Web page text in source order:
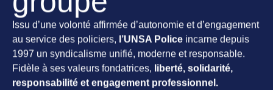
Issu d’une volonté affirmée d’autonomie et d’engagement
au service des policiers, l’UNSA Police incarne depuis
1997 un syndicalisme unifié, moderne et responsable.
Fidèle à ses valeurs fondatrices, liberté, solidarité,
responsabilité et engagement professionnel.